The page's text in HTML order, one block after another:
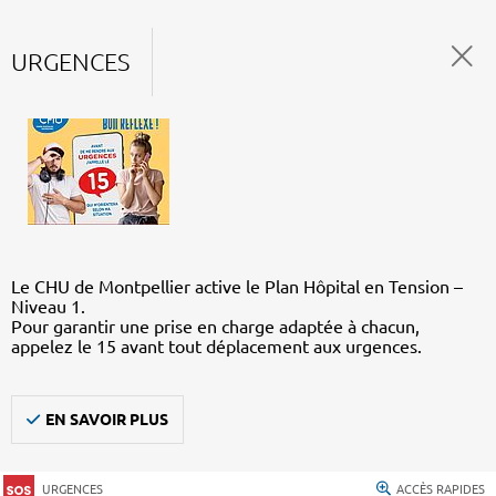
URGENCES
Le CHU de Montpellier active le Plan Hôpital en Tension –
Niveau 1.
Pour garantir une prise en charge adaptée à chacun,
appelez le 15 avant tout déplacement aux urgences.
EN SAVOIR PLUS
URGENCES ACCÈS RAPIDES